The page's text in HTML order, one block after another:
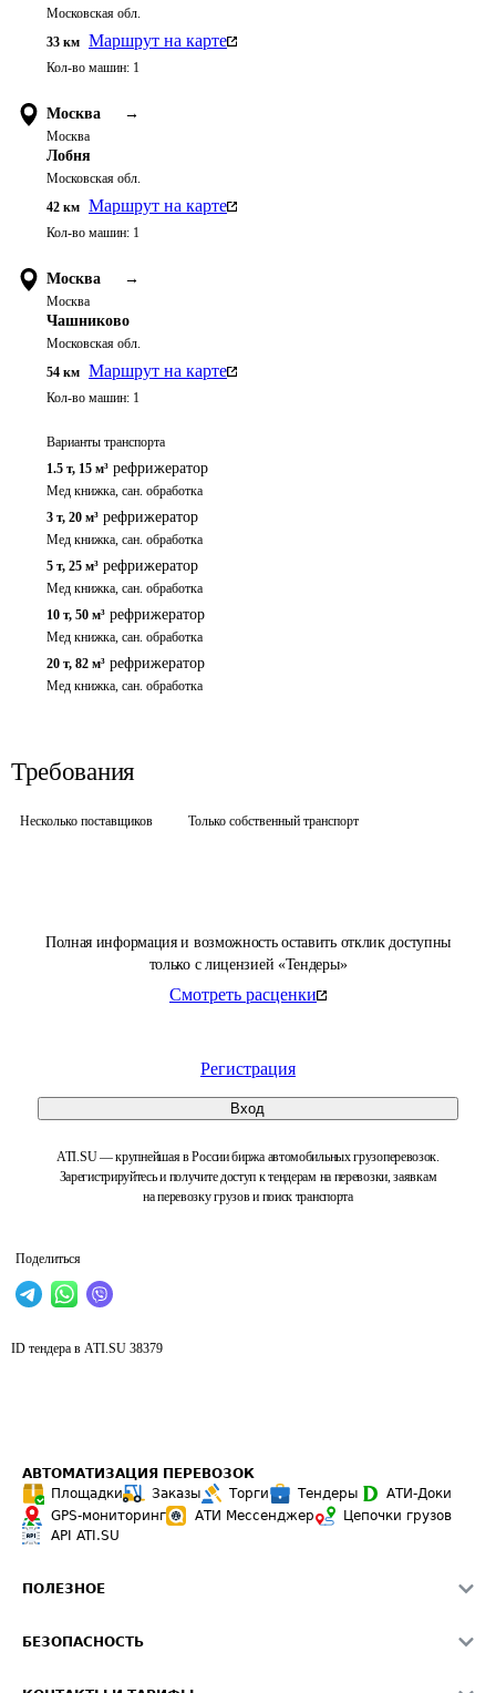
Полная информация и возможность оставить отклик доступны
только с лицензией «Тендеры»
Смотреть расценки
Регистрация
Вход
ATI.SU — крупнейшая в России биржа автомобильных грузоперевозок.
Зарегистрируйтесь и получите доступ к тендерам на перевозки, заявкам
на перевозку грузов и поиск транспорта
Поделиться
Московская обл.
33 км Маршрут на карте
Кол-во машин: 1
Москва →
Москва
Лобня
Московская обл.
42 км Маршрут на карте
Кол-во машин: 1
Москва →
Москва
Чашниково
Московская обл.
54 км Маршрут на карте
Кол-во машин: 1
Варианты транспорта
1.5 т, 15 м³ рефрижератор
Мед книжка, сан. обработка
3 т, 20 м³ рефрижератор
Мед книжка, сан. обработка
5 т, 25 м³ рефрижератор
Мед книжка, сан. обработка
10 т, 50 м³ рефрижератор
Мед книжка, сан. обработка
20 т, 82 м³ рефрижератор
Мед книжка, сан. обработка
Требования
Несколько поставщиков Только собственный транспорт
ID тендера в ATI.SU 38379
АВТОМАТИЗАЦИЯ ПЕРЕВОЗОК
Площадки
Заказы Торги Тендеры
АТИ-Доки
GPS-мониторинг
АТИ Мессенджер
Цепочки грузов
API ATI.SU
ПОЛЕЗНОЕ
Звезды ATI.SU на вашем сайте
БЕЗОПАСНОСТЬ